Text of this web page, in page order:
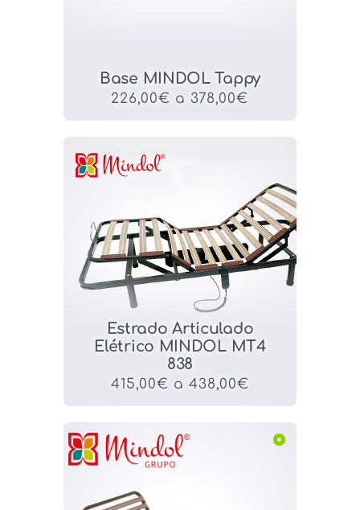
Base MINDOL Tappy
226,00€ a 378,00€
Estrado Articulado
Elétrico MINDOL MT4
838
415,00€ a 438,00€